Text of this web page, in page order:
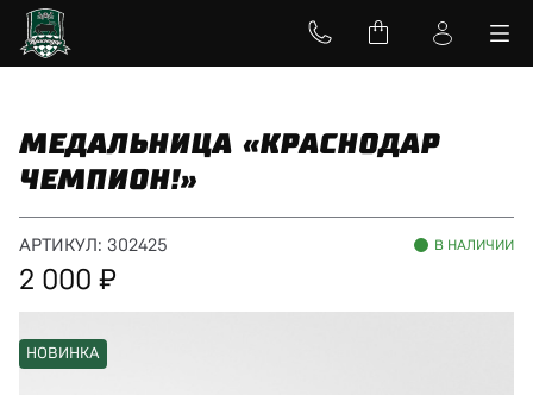
МЕДАЛЬНИЦА «КРАСНОДАР
ЧЕМПИОН!»
АРТИКУЛ: 302425 В НАЛИЧИИ
2 000
НОВИНКА